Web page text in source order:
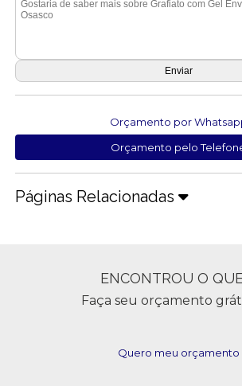
Orçamento por
Orçamento pelo
Páginas Relacionadas
ENCONTROU O
Faça seu orçamento
Quero meu orçamento